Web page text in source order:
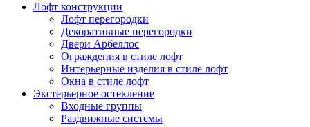
Лофт конструкции
Лофт перегородки
Декоративные перегородки
Двери Арбеллос
Ограждения в стиле лофт
Интерьерные изделия в стиле лофт
Окна в стиле лофт
Экстерьерное остекление
Входные группы
Раздвижные системы